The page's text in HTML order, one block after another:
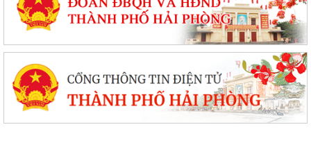
XÃ VĨNH AM VÀ XÃ TÂN AN KÝ KẾT CHƯƠNG TRÌNH KẾT NGHĨA, HỢP